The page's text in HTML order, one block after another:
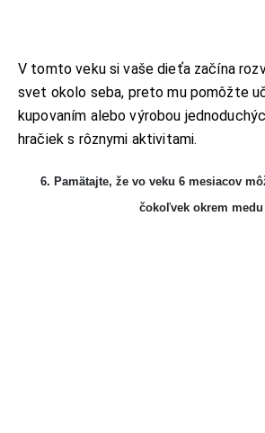
V tomto veku si vaše dieťa začína
svet okolo seba, preto mu pomôžte
kupovaním alebo výrobou
hračiek s rôznymi aktivitami.
6. Pamätajte, že vo veku 6 mesiacov
čokoľvek okrem medu